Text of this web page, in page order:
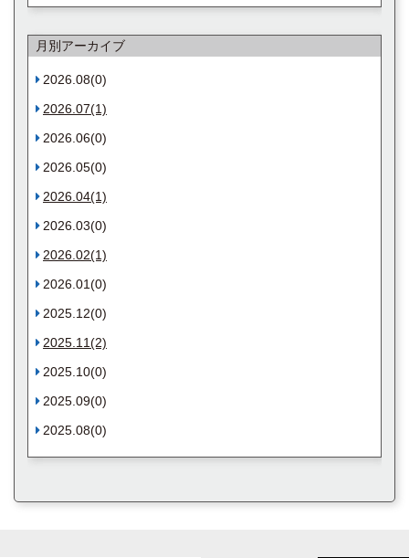
月別アーカイブ
2026.08(0)
2026.07(1)
2026.06(0)
2026.05(0)
2026.04(1)
2026.03(0)
2026.02(1)
2026.01(0)
2025.12(0)
2025.11(2)
2025.10(0)
2025.09(0)
2025.08(0)